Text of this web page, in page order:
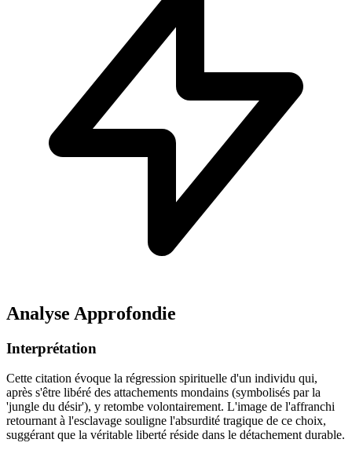
Analyse Approfondie
Interprétation
Cette citation évoque la régression spirituelle d'un individu qui,
après s'être libéré des attachements mondains (symbolisés par la
'jungle du désir'), y retombe volontairement. L'image de l'affranchi
retournant à l'esclavage souligne l'absurdité tragique de ce choix,
suggérant que la véritable liberté réside dans le détachement durable.